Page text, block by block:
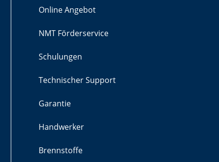
Online Angebot
NMT Förderservice
Schulungen
Technischer Support
Garantie
Handwerker
Brennstoffe